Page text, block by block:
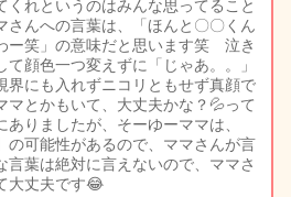
くれというのはみんな思ってること
さんへの言葉は、「ほんと〇〇くん
ー笑」の意味だと思います笑 泣き
て顔色一つ変えずに「じゃあ。。」
界にも入れずニコリともせず真顔で
マとかもいて、大丈夫かな？💦って
ありましたが、そーゆーママは、
の可能性があるので、ママさんが言
言葉は絶対に言えないので、ママさ
大丈夫です😂